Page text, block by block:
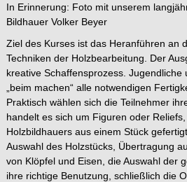
In Erinnerung: Foto mit unserem
Bildhauer Volker Beyer
Ziel des Kurses ist das Heranführen an
Techniken der Holzbearbeitung. Der
kreative Schaffensprozess. Jugendliche
„beim machen“ alle notwendigen
Praktisch wählen sich die Teilnehmer
handelt es sich um Figuren oder
Holzbildhauers aus einem Stück
Auswahl des Holzstücks, Übertragung
von Klöpfel und Eisen, die Auswahl der
ihre richtige Benutzung, schließlich die